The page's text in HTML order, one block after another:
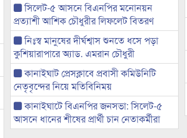
সিলেট-৫ আসনে বিএনপির মনোনয়ন
প্রত্যাশী আশিক চৌধুরীর লিফলেট বিতরণ
নিঃস্ব মানুষের দীর্ঘশ্বাস শুনতে ধসে পড়া
কুশিয়ারাপারে অ্যাড. এমরান চৌধুরী
কানাইঘাট প্রেসক্লাবে প্রবাসী কমিউনিটি
নেতৃবৃন্দের নিয়ে মতিবিনিময়
কানাইঘাটে বিএনপির জনসভা: সিলেট-৫
আসনে ধানের শীষের প্রার্থী চান নেতাকর্মীরা